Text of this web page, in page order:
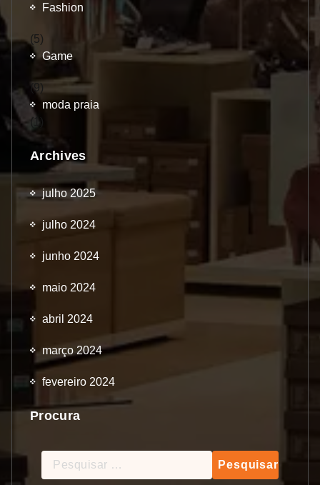
Fashion
(5)
Game
(9)
moda praia
(1)
Archives
julho 2025
julho 2024
junho 2024
maio 2024
abril 2024
março 2024
fevereiro 2024
Procura
Pesquisar
por: